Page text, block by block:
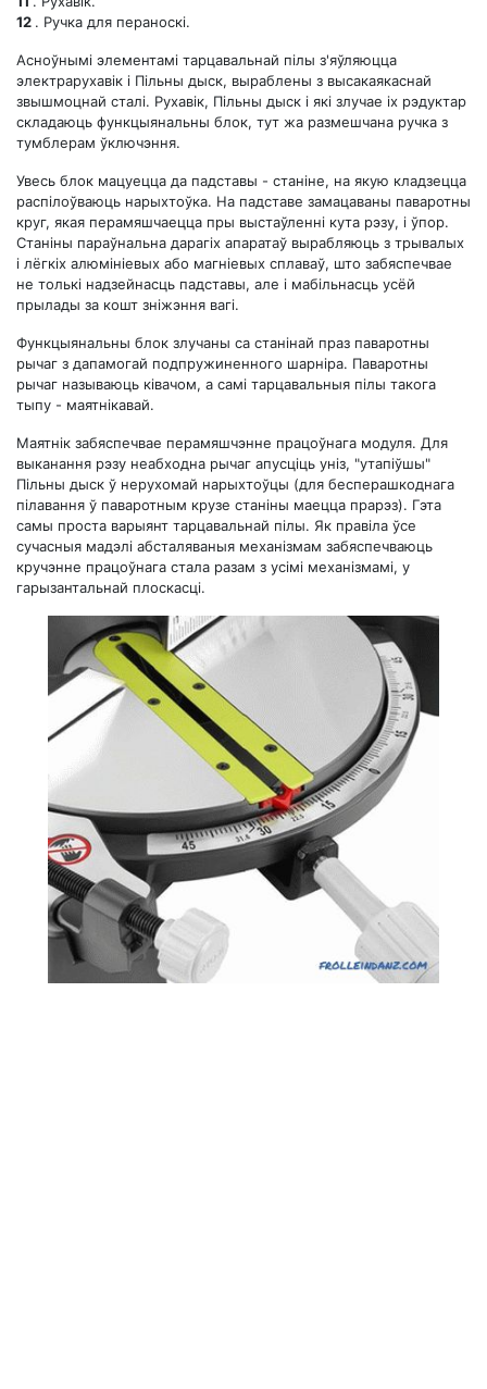
12 . Ручка для пераноскі.
Асноўнымі элементамі тарцавальнай пілы з'яўляюцца
электрарухавік і Пільны дыск, выраблены з высакаякаснай
звышмоцнай сталі. Рухавік, Пільны дыск і які злучае іх рэдуктар
складаюць функцыянальны блок, тут жа размешчана ручка з
тумблерам ўключэння.
Увесь блок мацуецца да падставы - станіне, на якую кладзецца
распілоўваюць нарыхтоўка. На падставе замацаваны паваротны
круг, якая перамяшчаецца пры выстаўленні кута рэзу, і ўпор.
Станіны параўнальна дарагіх апаратаў вырабляюць з трывалых
і лёгкіх алюмініевых або магніевых сплаваў, што забяспечвае
не толькі надзейнасць падставы, але і мабільнасць усёй
прылады за кошт зніжэння вагі.
Функцыянальны блок злучаны са станінай праз паваротны
рычаг з дапамогай подпружиненного шарніра. Паваротны
рычаг называюць ківачом, а самі тарцавальныя пілы такога
тыпу - маятнікавай.
Маятнік забяспечвае перамяшчэнне працоўнага модуля. Для
выканання рэзу неабходна рычаг апусціць уніз, "утапіўшы"
Пільны дыск ў нерухомай нарыхтоўцы (для бесперашкоднага
пілавання ў паваротным крузе станіны маецца прарэз). Гэта
самы проста варыянт тарцавальнай пілы. Як правіла ўсе
сучасныя мадэлі абсталяваныя механізмам забяспечваюць
кручэнне працоўнага стала разам з усімі механізмамі, у
гарызантальнай плоскасці.